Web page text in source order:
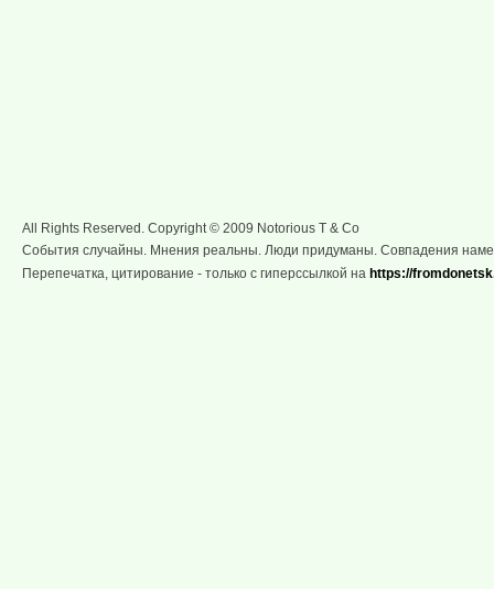
All Rights Reserved. Copyright © 2009 Notorious T & Co
События случайны. Мнения реальны. Люди придуманы. Совпадения
Перепечатка, цитирование - только с гиперссылкой на https://